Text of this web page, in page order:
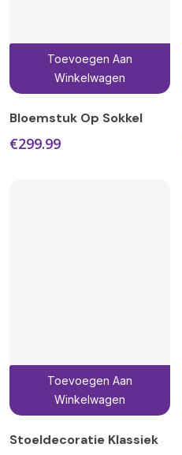
Toevoegen Aan
Winkelwagen
Bloemstuk Op Sokkel
€299.99
Toevoegen Aan
Winkelwagen
Stoeldecoratie Klassiek